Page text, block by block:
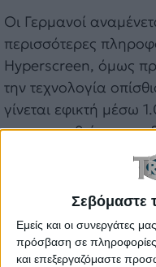
Σεβόμαστε
Εμείς και οι συνεργάτες
πρόσβαση σε
και επεξεργαζόμαστε
Οι Γερμανοί
περισσότερες
Hyperscreen, όμως
την τεχνολογία
γίνεται εφικτή μέσω
ενσωματωθεί στη
Διαβάστε επίσης:
τα 600.000
Ελλάδα
Αναφέρουν επίσης